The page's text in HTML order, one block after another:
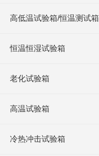
高低温试验箱/恒温测试箱
恒温恒湿试验箱
老化试验箱
高温试验箱
冷热冲击试验箱